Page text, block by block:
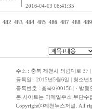
2016-04-03 08:41:35
482 483 484 485 486 487 488 489
주소 : 충북 제천시 의림대로 37
등록일 : 2015년5월6일 | 청소
등록번호 : 충북아00156 | · 발
본 사이트는 이메일주소 무단수
Copyright⒞제천뉴스저널. All